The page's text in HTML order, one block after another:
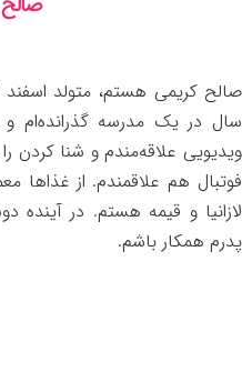
سال در یک مدرسه گذرانده‌ام و
ویدیویی علاقه‌مندم و شنا کردن
فوتبال هم علاقمندم. از غذاها
لازانیا و قیمه هستم. در
پدرم همکار باشم.